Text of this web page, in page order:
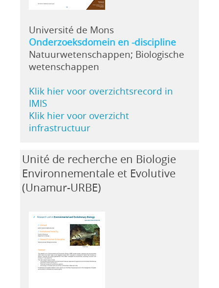
Université de Mons
Onderzoeksdomein en -discipline
Natuurwetenschappen; Biologische
wetenschappen
Klik hier voor overzichtsrecord in
IMIS
Klik hier voor overzicht
infrastructuur
Unité de recherche en Biologie
Environnementale et Evolutive
(Unamur-URBE)